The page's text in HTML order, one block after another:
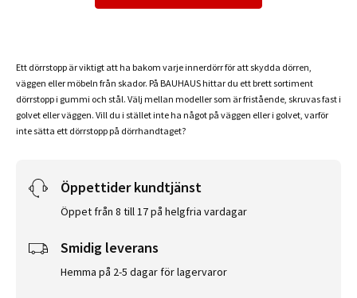
Ett dörrstopp är viktigt att ha bakom varje innerdörr för att skydda dörren,
väggen eller möbeln från skador. På BAUHAUS hittar du ett brett sortiment
dörrstopp i gummi och stål. Välj mellan modeller som är fristående, skruvas fast i
golvet eller väggen. Vill du i stället inte ha något på väggen eller i golvet, varför
inte sätta ett dörrstopp på dörrhandtaget?
Öppettider kundtjänst
Öppet från 8 till 17 på helgfria vardagar
Smidig leverans
Hemma på 2-5 dagar för lagervaror